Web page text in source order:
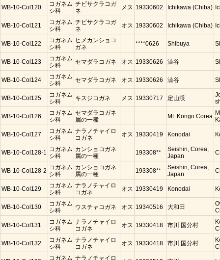
WB-10-Col120
コガネム
シ科
チビサクラコガ
ネ
メス 19330602 Ichikawa (Chiba)
WB-10-Col121
コガネム
シ科
チビサクラコガ
ネ
オス 19330602 Ichikawa (Chiba)
WB-10-Col122
コガネム
シ科
ヒメカンショコ
ガネ
****0626 Shibuya
WB-10-Col123
コガネム
シ科
セマダラコガネ オス 19330626 澁谷
WB-10-Col124
コガネム
シ科
セマダラコガネ オス 19330626 澁谷
WB-10-Col125
コガネム
シ科
キスジコガネ メス 19330717 定山渓
WB-10-Col126
コガネム
シ科
セマダラコガネ
属の一種
Mt. Kongo Corea
WB-10-Col127
コガネム
シ科
ナラノチャイロ
コガネ
オス 19330419 Konodai
WB-10-Col128-1 コガネム
シ科
カンショコガネ
属の一種
193308**
Seishin, Corea,
Japan
WB-10-Col128-2 コガネム
シ科
カンショコガネ
属の一種
193308**
Seishin, Corea,
Japan
WB-10-Col129
コガネム
シ科
ナラノチャイロ
コガネ
オス 19330419 Konodai
WB-10-Col130
コガネム
シ科
ウスチャコガネ オス 19340516 大和田
WB-10-Col131
コガネム
シ科
ナラノチャイロ
コガネ
オス 19330418 市川 国分村
WB-10-Col132
コガネム
シ科
ナラノチャイロ
コガネ
オス 19330418 市川 国分村
コガネム ナラノチャイロ